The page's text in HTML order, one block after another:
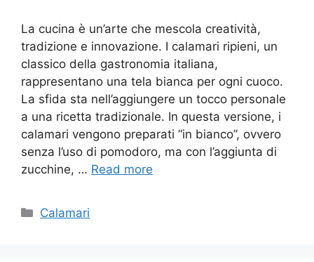
La cucina è un’arte che mescola creatività,
tradizione e innovazione. I calamari ripieni, un
classico della gastronomia italiana,
rappresentano una tela bianca per ogni cuoco.
La sfida sta nell’aggiungere un tocco personale
a una ricetta tradizionale. In questa versione, i
calamari vengono preparati “in bianco”, ovvero
senza l’uso di pomodoro, ma con l’aggiunta di
zucchine, … Read more
Categories
Calamari